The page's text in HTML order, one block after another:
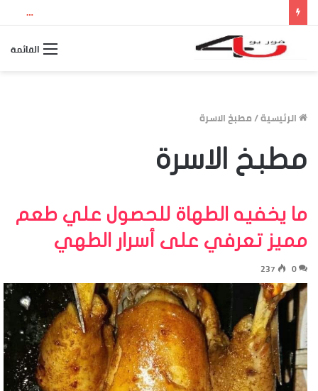
نتيجة الثانوية العامة 2026 بالاسم ورقم الجلوس.. استعلم الآن عن درجاتك والمجموع الكلي
القائمة
الرئيسية/مطبخ الاسرة
مطبخ الاسرة
ما يخفيه الطهاة للحصول علي طعم
مميز تعرفي على أسرار الطهي
0
237